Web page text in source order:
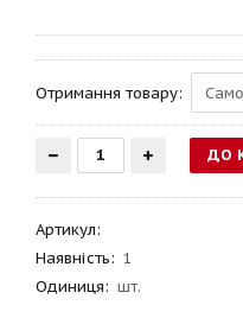
Отримання товару:
Артикул:
Наявність: 1
Одиниця: шт.